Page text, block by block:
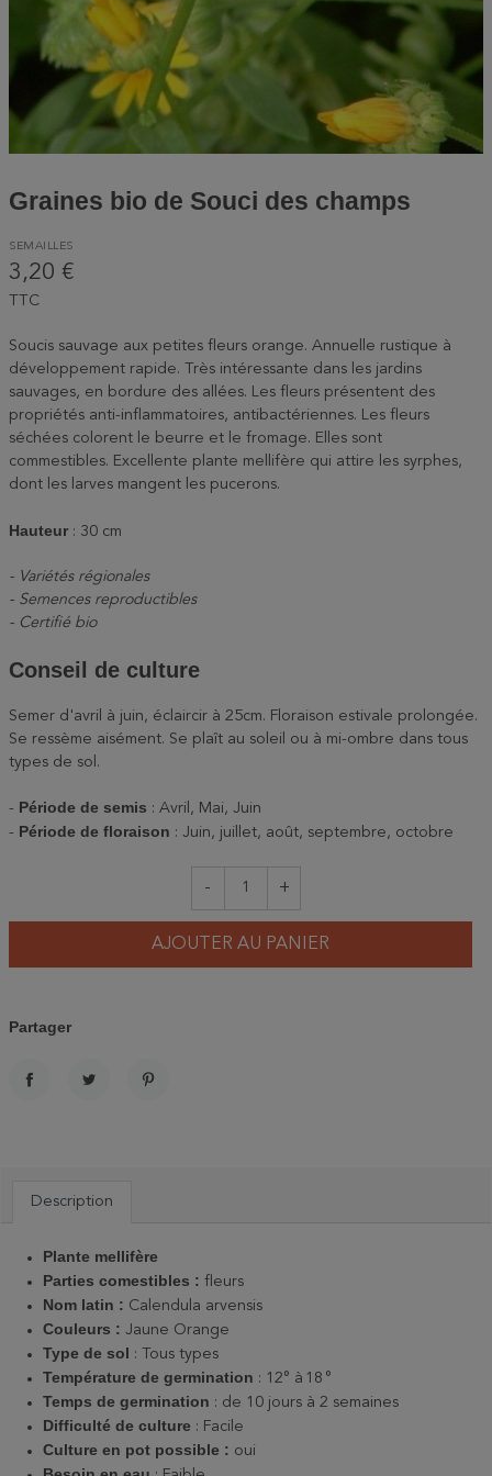
Graines bio de Souci des champs
SEMAILLES
3,20 €
TTC
Soucis sauvage aux petites fleurs orange. Annuelle rustique à
développement rapide. Très intéressante dans les jardins
sauvages, en bordure des allées. Les fleurs présentent des
propriétés anti-inflammatoires, antibactériennes. Les fleurs
séchées colorent le beurre et le fromage. Elles sont
commestibles. Excellente plante mellifère qui attire les syrphes,
dont les larves mangent les pucerons.
Hauteur : 30 cm
- Variétés régionales
- Semences reproductibles
- Certifié bio
Conseil de culture
Semer d'avril à juin, éclaircir à 25cm. Floraison estivale prolongée.
Se ressème aisément. Se plaît au soleil ou à mi-ombre dans tous
types de sol.
- Période de semis : Avril, Mai, Juin
- Période de floraison : Juin, juillet, août, septembre, octobre
- +
AJOUTER AU PANIER
Partager
Description
Plante mellifère
Parties comestibles : fleurs
Nom latin : Calendula arvensis
Couleurs : Jaune Orange
Type de sol : Tous types
Température de germination : 12° à 18 °
Temps de germination : de 10 jours à 2 semaines
Difficulté de culture : Facile
Culture en pot possible : oui